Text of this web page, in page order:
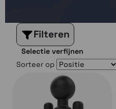
Filteren
Selectie verfijnen
Sorteer op